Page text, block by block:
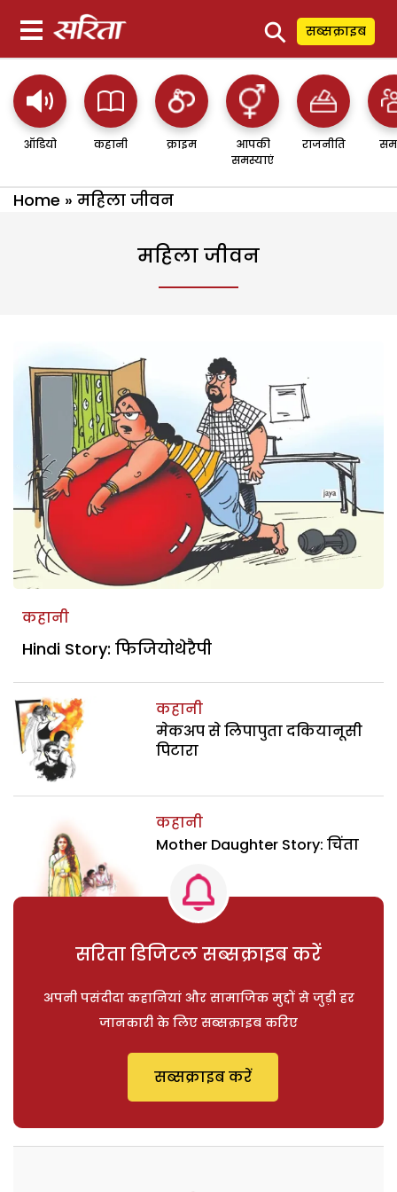
⚲ सब्सक्राइब
ऑडियो कहानी क्राइम
आपकी
समस्याएं
राजनीति
Home » महिला जीवन
महिला जीवन
कहानी
Hindi Story: फिजियोथेरैपी
कहानी
मेकअप से लिपापुता दकियानूसी
पिटारा
कहानी
Mother Daughter Story: चिंता
सरिता डिजिटल सब्सक्राइब करें
अपनी पसंदीदा कहानियां और सामाजिक मुद्दों से जुड़ी हर
जानकारी के लिए सब्सक्राइब करिए
सब्सक्राइब करें